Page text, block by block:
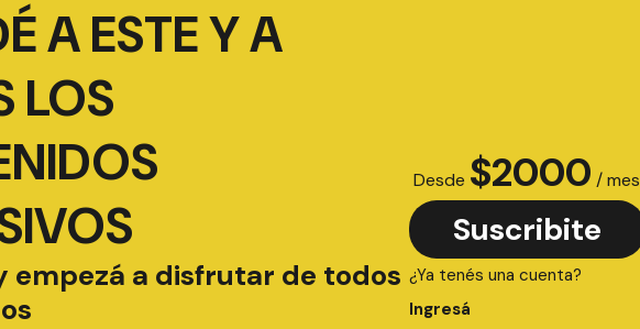
A ESTE Y A
LOS
empezá a disfrutar de todos
Desde $2000 / mes
Suscribite
¿Ya tenés una cuenta?
Ingresá